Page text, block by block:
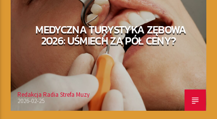
MEDYCZNA TURYSTYKA ZĘBOWA
2026: UŚMIECH ZA PÓŁ CENY?
Redakcja Radia Strefa Muzy
2026-02-25